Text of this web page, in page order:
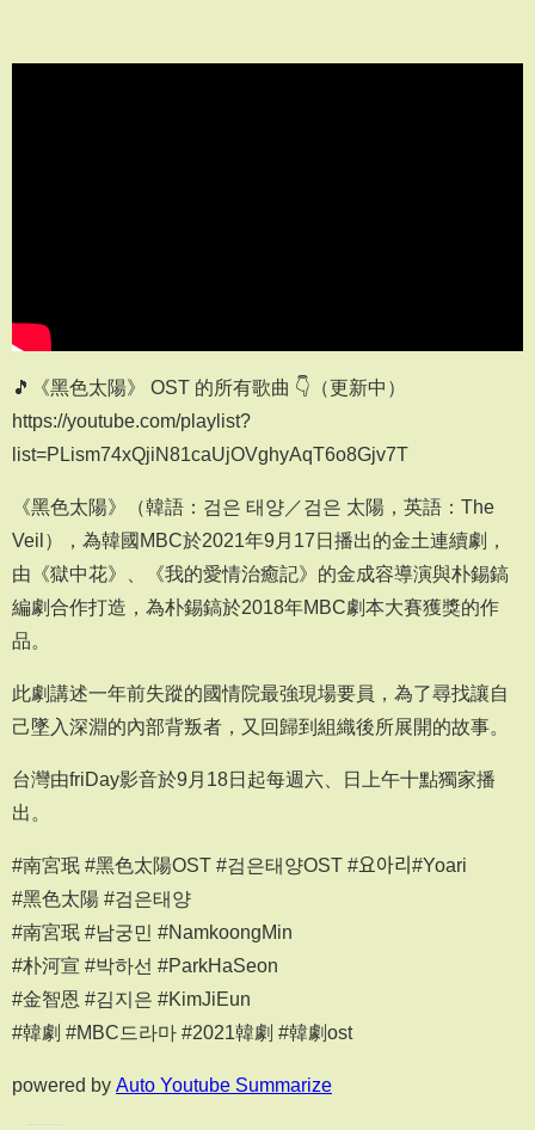
🎵《黑色太陽》 OST 的所有歌曲 👇（更新中）
https://youtube.com/playlist?
list=PLism74xQjiN81caUjOVghyAqT6o8Gjv7T
《黑色太陽》（韓語：검은 태양／검은 太陽，英語：The
Veil），為韓國MBC於2021年9月17日播出的金土連續劇，
由《獄中花》、《我的愛情治癒記》的金成容導演與朴錫鎬
編劇合作打造，為朴錫鎬於2018年MBC劇本大賽獲獎的作
品。
此劇講述一年前失蹤的國情院最強現場要員，為了尋找讓自
己墜入深淵的內部背叛者，又回歸到組織後所展開的故事。
台灣由friDay影音於9月18日起每週六、日上午十點獨家播
出。
#南宮珉 #黑色太陽OST #검은태양OST #요아리#Yoari
#黑色太陽 #검은태양
#南宮珉 #남궁민 #NamkoongMin
#朴河宣 #박하선 #ParkHaSeon
#金智恩 #김지은 #KimJiEun
#韓劇 #MBC드라마 #2021韓劇 #韓劇ost
powered by Auto Youtube Summarize